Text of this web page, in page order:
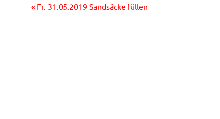
Beitragsnavigation
Vorheriger
Beitrag:
Fr. 31.05.2019 Sandsäcke füllen